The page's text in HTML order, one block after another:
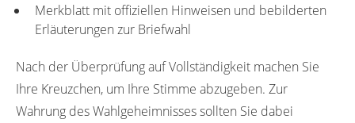
Merkblatt mit offiziellen Hinweisen und bebilderten
Erläuterungen zur Briefwahl
Nach der Überprüfung auf Vollständigkeit machen Sie
Ihre Kreuzchen, um Ihre Stimme abzugeben. Zur
Wahrung des Wahlgeheimnisses sollten Sie dabei